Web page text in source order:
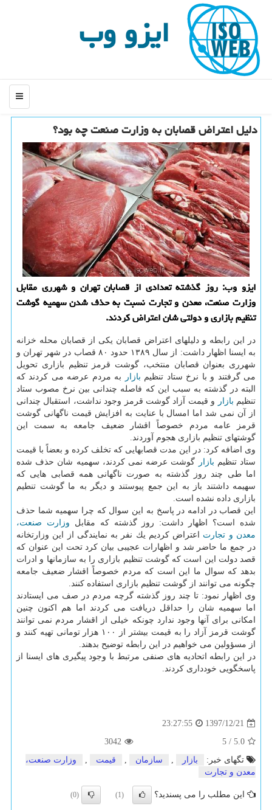
ایزو وب
منو
دلیل اعتراض قصابان به وزارت صنعت چه بود؟
ایزو وب: روز گذشته تعدادی از قصابان تهران و شهرری مقابل
وزارت صنعت، معدن و تجارت نسبت به حذف شدن سهمیه گوشت
تنظیم بازاری و دولتی شان اعتراض كردند.
در این رابطه و دلیلهای اعتراض قصابان یكی از قصابان محله خزانه
به ایسنا اظهار داشت: از سال ۱۳۸۹ حدود ۸۰ قصاب در شهر تهران و
شهرری بعنوان قصابان منتخب، گوشت قرمز تنظیم بازاری تحویل
می گرفتند و با نرخ ستاد تنظیم بازار
به مردم عرضه می كردند كه
البته در گذشته به سبب این كه فاصله چندانی بین نرخ مصوب ستاد
تنظیم بازار
و قیمت آزاد گوشت قرمز وجود نداشت، استقبال چندانی
از آن نمی شد اما امسال با عنایت به افزایش قیمت ناگهانی گوشت
قرمز عامه مردم خصوصاً اقشار ضعیف جامعه به سمت این
گوشتهای تنظیم بازاری هجوم آوردند.
وی اضافه كرد: در این مدت قصابهایی كه تخلف كرده و بعضاً با قیمت
ستاد تنظیم بازار
گوشت عرضه نمی كردند، سهمیه شان حذف شده
اما طی چند روز گذشته به صورت ناگهانی همه قصابی هایی كه
سهیمه داشتند باز به این جمع پیوستند و دیگر به ما گوشت تنطیم
بازاری داده نشده است.
این قصاب در ادامه در پاسخ به این سوال كه چرا سهمیه شما حذف
شده است؟ اظهار داشت: روز گذشته كه مقابل وزارت صنعت،
معدن و تجارت اعتراض كردیم یك نفر به نمایندگی از این وزارتخانه
در جمع ما حاضر شد و اظهارات عجیبی بیان كرد تحت این عنوان كه
قصد دولت این است كه گوشت تنظیم بازاری را به سازمانها و ادرات
بدهد كه سوال ما این است كه مردم خصوصاً اقشار ضعیف جامعه
چگونه می توانند از گوشت تنظیم بازاری استفاده كنند.
وی اظهار نمود: تا چند روز گذشته گرچه مردم در صف می ایستادند
اما سهمیه شان را حداقل دریافت می كردند اما هم اكنون چنین
امكانی برای آنها وجود ندارد چونكه خیلی از اقشار مردم نمی توانند
گوشت قرمز آزاد را به قیمت بیشتر از ۱۰۰ هزار تومانی تهیه كنند و
از مسؤولین می خواهیم در این رابطه توضیح بدهند.
در این رابطه اتحادیه های صنفی مرتبط با وجود پیگیری های ایسنا از
پاسخگویی خودداری كردند.
1397/12/21
23:27:55
5.0
/
5
3042
تگهای خبر:
بازار , سازمان , قیمت ,
وزارت صنعت،
معدن و تجارت
این مطلب را می پسندید؟ (1)
(0)